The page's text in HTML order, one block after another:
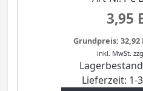
3,95
Grundpreis: 32,92
inkl. MwSt.
Lieferzeit: 1-